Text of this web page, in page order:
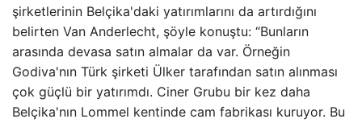
şirketlerinin Belçika'daki yatırımlarını da artırdığını
belirten Van Anderlecht, şöyle konuştu: “Bunların
arasında devasa satın almalar da var. Örneğin
Godiva'nın Türk şirketi Ülker tarafından satın alınması
çok güçlü bir yatırımdı. Ciner Grubu bir kez daha
Belçika'nın Lommel kentinde cam fabrikası kuruyor. Bu